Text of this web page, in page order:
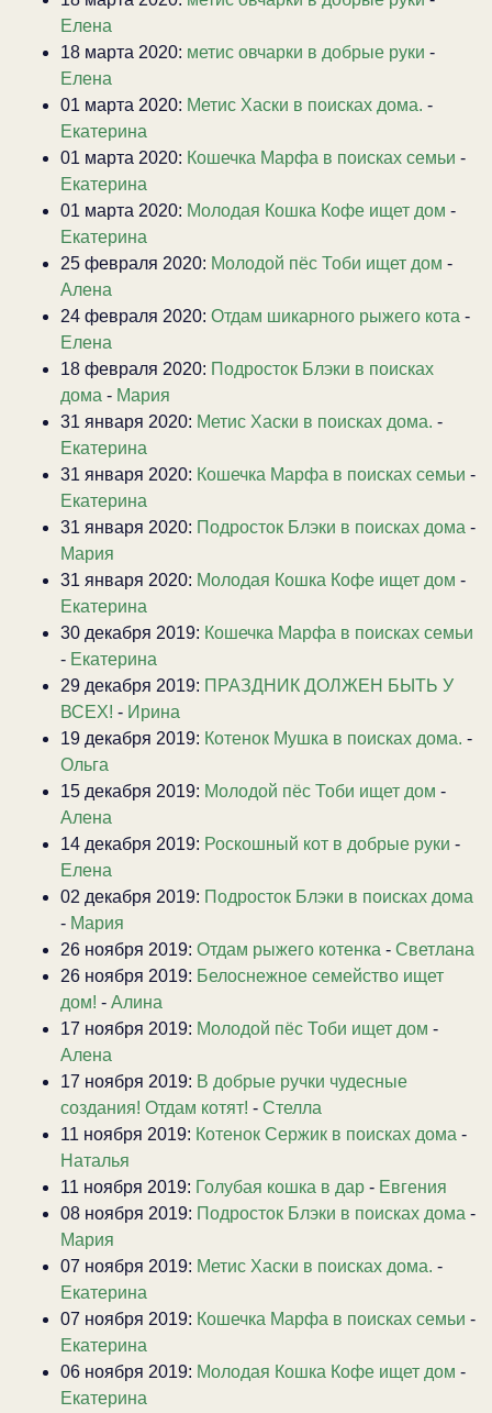
Елена
18 марта 2020: метис овчарки в добрые руки -
Елена
01 марта 2020: Метис Хаски в поисках дома. -
Екатерина
01 марта 2020: Кошечка Марфа в поисках семьи -
Екатерина
01 марта 2020: Молодая Кошка Кофе ищет дом -
Екатерина
25 февраля 2020: Молодой пёс Тоби ищет дом -
Алена
24 февраля 2020: Отдам шикарного рыжего кота -
Елена
18 февраля 2020: Подросток Блэки в поисках
дома - Мария
31 января 2020: Метис Хаски в поисках дома. -
Екатерина
31 января 2020: Кошечка Марфа в поисках семьи -
Екатерина
31 января 2020: Подросток Блэки в поисках дома -
Мария
31 января 2020: Молодая Кошка Кофе ищет дом -
Екатерина
30 декабря 2019: Кошечка Марфа в поисках семьи
- Екатерина
29 декабря 2019: ПРАЗДНИК ДОЛЖЕН БЫТЬ У
ВСЕХ! - Ирина
19 декабря 2019: Котенок Мушка в поисках дома. -
Ольга
15 декабря 2019: Молодой пёс Тоби ищет дом -
Алена
14 декабря 2019: Роскошный кот в добрые руки -
Елена
02 декабря 2019: Подросток Блэки в поисках дома
- Мария
26 ноября 2019: Отдам рыжего котенка - Светлана
26 ноября 2019: Белоснежное семейство ищет
дом! - Алина
17 ноября 2019: Молодой пёс Тоби ищет дом -
Алена
17 ноября 2019: В добрые ручки чудесные
создания! Отдам котят! - Стелла
11 ноября 2019: Котенок Сержик в поисках дома -
Наталья
11 ноября 2019: Голубая кошка в дар - Евгения
08 ноября 2019: Подросток Блэки в поисках дома -
Мария
07 ноября 2019: Метис Хаски в поисках дома. -
Екатерина
07 ноября 2019: Кошечка Марфа в поисках семьи -
Екатерина
06 ноября 2019: Молодая Кошка Кофе ищет дом -
Екатерина